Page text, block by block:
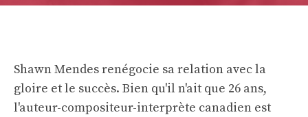
Shawn Mendes renégocie sa relation avec la
gloire et le succès. Bien qu'il n'ait que 26 ans,
l'auteur-compositeur-interprète canadien est